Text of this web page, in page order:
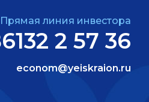
Прямая линия инвестора
2 57 36
econom@yeiskraion.ru